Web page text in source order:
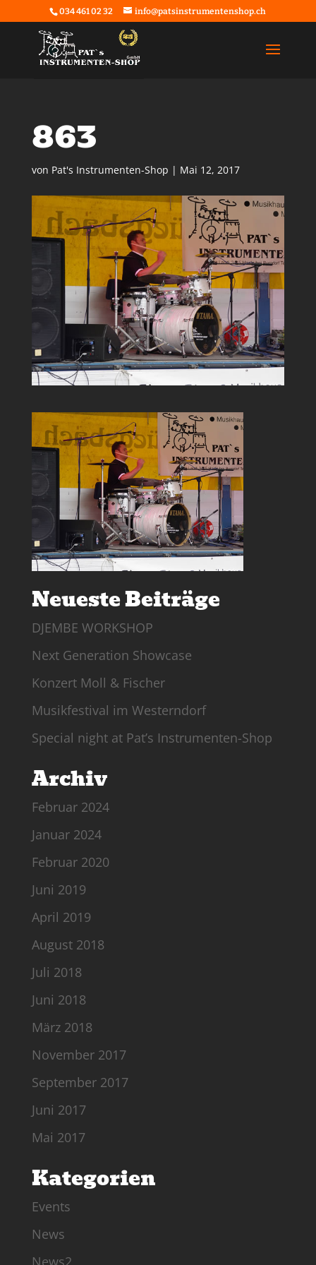
034 461 02 32 info@patsinstrumentenshop.ch
863
von Pat's Instrumenten-Shop | Mai 12, 2017
Neueste Beiträge
DJEMBE WORKSHOP
Next Generation Showcase
Konzert Moll & Fischer
Musikfestival im Westerndorf
Special night at Pat’s Instrumenten-Shop
Archiv
Februar 2024
Januar 2024
Februar 2020
Juni 2019
April 2019
August 2018
Juli 2018
Juni 2018
März 2018
November 2017
September 2017
Juni 2017
Mai 2017
Kategorien
Events
News
News2